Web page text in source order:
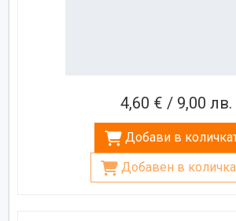
4,60 € / 9,00 лв.
Добави в
Добавен в